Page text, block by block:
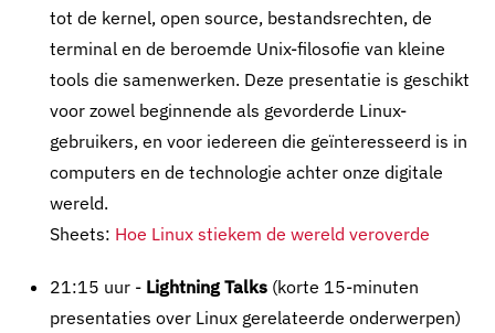
tot de kernel, open source, bestandsrechten, de
terminal en de beroemde Unix-filosofie van kleine
tools die samenwerken. Deze presentatie is geschikt
voor zowel beginnende als gevorderde Linux-
gebruikers, en voor iedereen die geïnteresseerd is in
computers en de technologie achter onze digitale
wereld.
Sheets: Hoe Linux stiekem de wereld veroverde
21:15 uur - Lightning Talks (korte 15-minuten
presentaties over Linux gerelateerde onderwerpen)